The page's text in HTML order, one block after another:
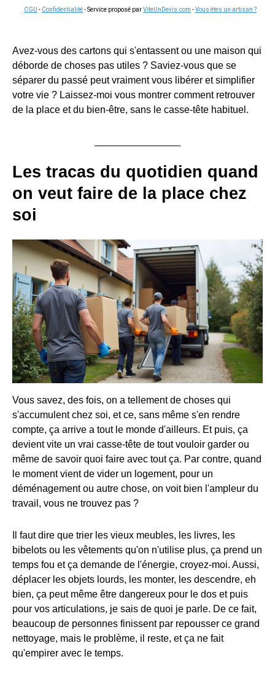
CGU - Confidentialité- Service proposé parViteUnDevis.com -Vous êtes un artisan ?
Avez-vous des cartons qui s'entassent ou une maison qui
déborde de choses pas utiles ? Saviez-vous que se
séparer du passé peut vraiment vous libérer et simplifier
votre vie ? Laissez-moi vous montrer comment retrouver
de la place et du bien-être, sans le casse-tête habituel.
Les tracas du quotidien quand
on veut faire de la place chez
soi
Vous savez, des fois, on a tellement de choses qui
s'accumulent chez soi, et ce, sans même s'en rendre
compte, ça arrive a tout le monde d'ailleurs. Et puis, ça
devient vite un vrai casse-tête de tout vouloir garder ou
même de savoir quoi faire avec tout ça. Par contre, quand
le moment vient de vider un logement, pour un
déménagement ou autre chose, on voit bien l'ampleur du
travail, vous ne trouvez pas ?
Il faut dire que trier les vieux meubles, les livres, les
bibelots ou les vêtements qu'on n'utilise plus, ça prend un
temps fou et ça demande de l'énergie, croyez-moi. Aussi,
déplacer les objets lourds, les monter, les descendre, eh
bien, ça peut même être dangereux pour le dos et puis
pour vos articulations, je sais de quoi je parle. De ce fait,
beaucoup de personnes finissent par repousser ce grand
nettoyage, mais le problème, il reste, et ça ne fait
qu'empirer avec le temps.